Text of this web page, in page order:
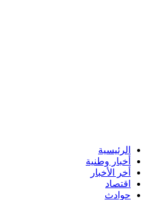
الرئيسية
أخبار وطنية
أخر الأخبار
اقتصاد
حوادث